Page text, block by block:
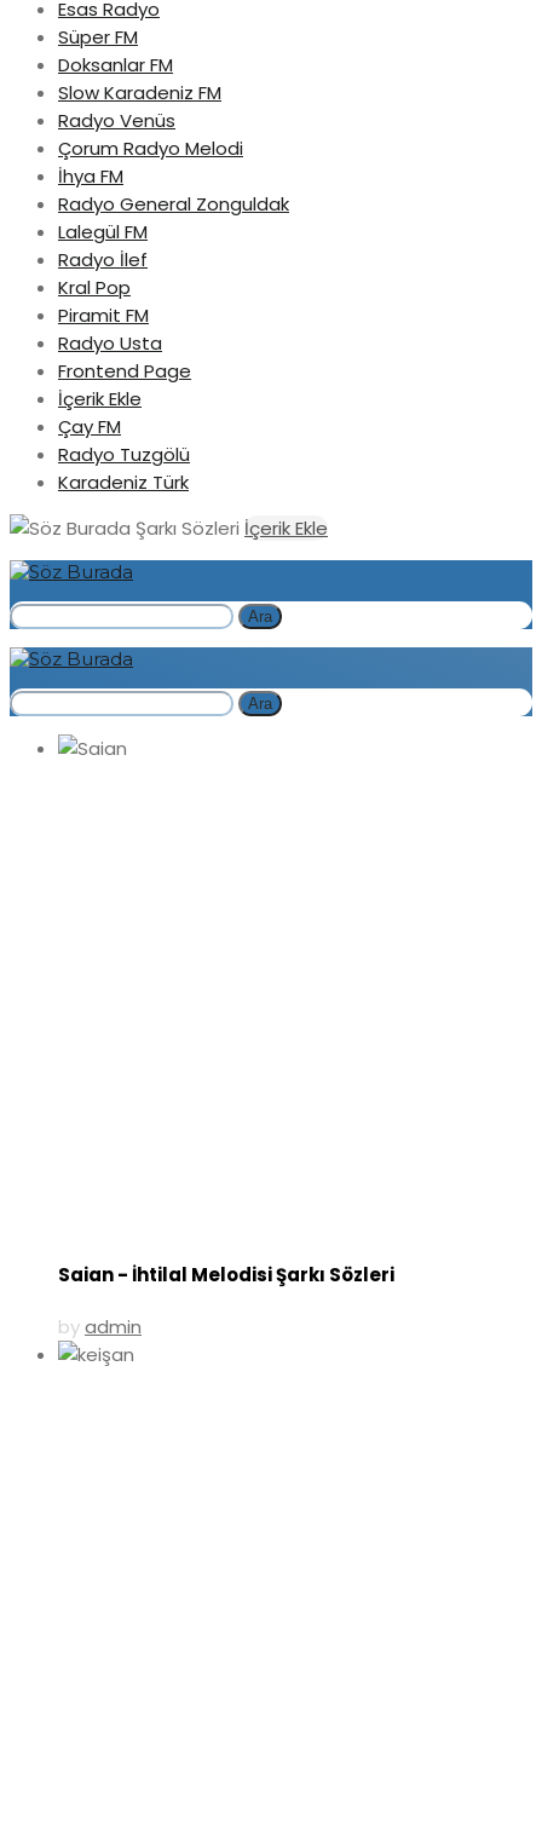
Esas Radyo
Süper FM
Doksanlar FM
Slow Karadeniz FM
Radyo Venüs
Çorum Radyo Melodi
İhya FM
Radyo General Zonguldak
Lalegül FM
Radyo İlef
Kral Pop
Piramit FM
Radyo Usta
Frontend Page
İçerik Ekle
Çay FM
Radyo Tuzgölü
Karadeniz Türk
Şarkı Sözleri İçerik Ekle
Ara
Ara
Saian - İhtilal Melodisi Şarkı Sözleri
byadmin